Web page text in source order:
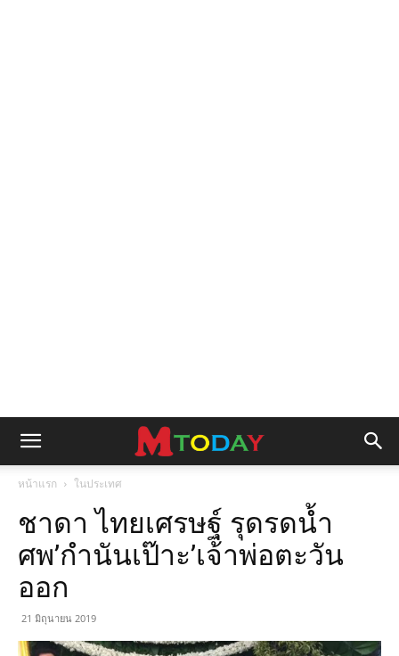
หน้าแรก ในประเทศ
ชาดา ไทยเศรษฐ์ รุดรดน้ำ
ศพ’กำนันเป๊าะ’เจ้าพ่อตะวัน
ออก
21 มิถุนายน 2019